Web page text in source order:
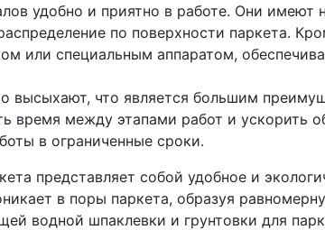
удобно и приятно в работе. Они
по поверхности паркета.
или специальным аппаратом,
что является большим
время между этапами работ и ускорить
в ограниченные сроки.
представляет собой удобное и
в поры паркета, образуя
водной шпаклевки и грунтовки для